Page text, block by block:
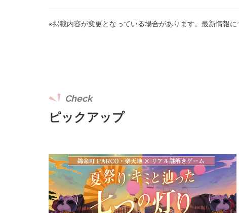
※掲載内容が変更となっている場合があります。最新情報
ピックアップ
Check